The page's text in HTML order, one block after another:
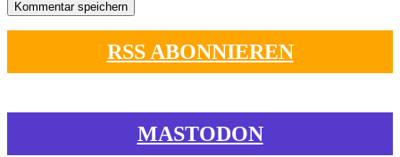
RSS ABONNIEREN
MASTODON